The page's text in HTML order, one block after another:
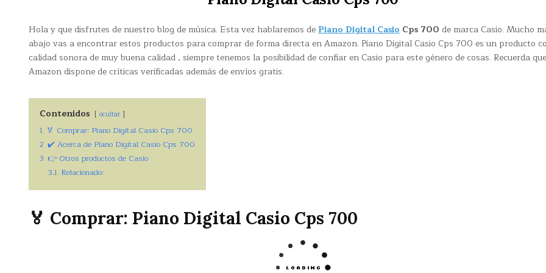
Hola y que disfrutes de nuestro blog de música. Esta vez hablaremos dePiano Digital Casio Cps 700 de marca Casio. Mucho
abajo vas a encontrar estos productos para comprar de forma directa en Amazon. Piano Digital Casio Cps 700 es un producto
calidad sonora de muy buena calidad , siempre tenemos la posibilidad de confiar en Casio para este género de cosas. Recuerda que
Amazon dispone de críticas verificadas además de envíos gratis.
Contenidos ocultar
1 🏅 Comprar: Piano Digital Casio Cps 700
2 ✔️ Acerca de Piano Digital Casio Cps 700
3 👉 Otros productos de Casio
3.1 Relacionado:
🏅 Comprar: Piano Digital Casio Cps 700